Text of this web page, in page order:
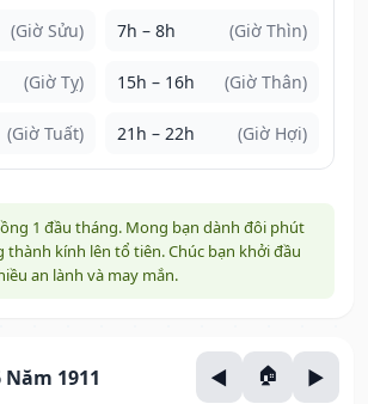
(Giờ Sửu) 7h – 8h (Giờ Thìn)
(Giờ Tỵ) 15h – 16h (Giờ Thân)
(Giờ Tuất) 21h – 22h (Giờ Hợi)
1 đầu tháng. Mong bạn dành đôi phút
kính lên tổ tiên. Chúc bạn khởi đầu
an lành và may mắn.
1911